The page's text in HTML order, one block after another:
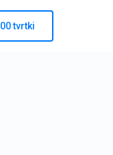
tvrtki